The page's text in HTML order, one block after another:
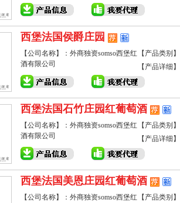
西堡法国侯爵庄园
【公司名称】：外商独资somso西堡红
酒有限公司
【产品类别
【产品详细
西堡法国石竹庄园红葡萄酒
【公司名称】：外商独资somso西堡红
酒有限公司
【产品类别
【产品详细
西堡法国美恩庄园红葡萄酒
【公司名称】：外商独资somso西堡红
【产品类别